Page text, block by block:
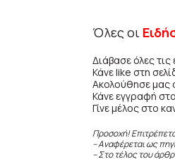
Όλες οι
Διάβασε όλες
Κάνε like στη
Ακολούθησε μας
Κάνε εγγραφή
Γίνε μέλος στο
Προσοχή!
– Αναφέρεται ως
– Στο τέλος του